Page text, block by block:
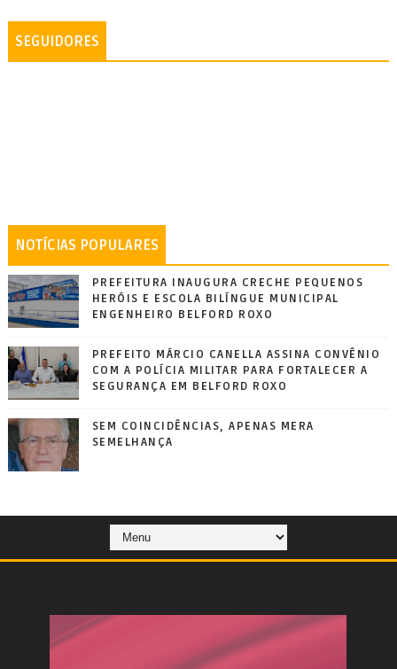
SEGUIDORES
NOTÍCIAS POPULARES
PREFEITURA INAUGURA CRECHE PEQUENOS
HERÓIS E ESCOLA BILÍNGUE MUNICIPAL
ENGENHEIRO BELFORD ROXO
PREFEITO MÁRCIO CANELLA ASSINA CONVÊNIO
COM A POLÍCIA MILITAR PARA FORTALECER A
SEGURANÇA EM BELFORD ROXO
SEM COINCIDÊNCIAS, APENAS MERA
SEMELHANÇA